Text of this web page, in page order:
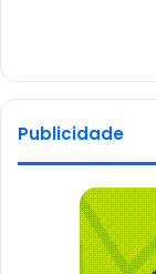
Publicidade